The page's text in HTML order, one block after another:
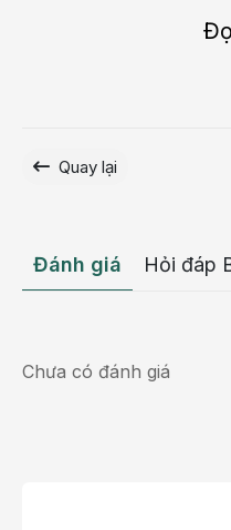
dập não bán cầu phải,
liệt nửa người trái và tổn
Phim chụp CT vùng
Quay lại
Đánh giá Hỏi đáp
Chưa có đánh giá